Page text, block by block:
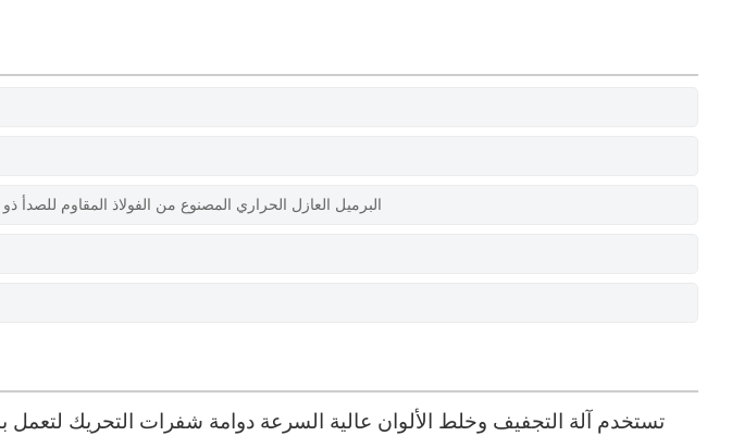
البرميل العازل الحراري المصنوع من الفولاذ المقاوم للصدأ
تستخدم آلة التجفيف وخلط الألوان عالية السرعة دوامة شفرات التحريك